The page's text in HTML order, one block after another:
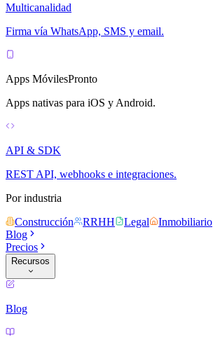
Multicanalidad
Firma vía WhatsApp, SMS y email.
Apps MóvilesPronto
Apps nativas para iOS y Android.
API & SDK
REST API, webhooks e integraciones.
Por industria
Construcción
RRHH Legal Inmobiliario
Blog
Precios
Recursos
Blog